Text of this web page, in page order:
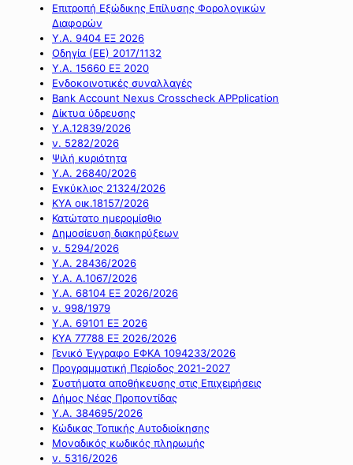
Επιτροπή Εξώδικης Επίλυσης Φορολογικών
Διαφορών
Υ.Α. 9404 ΕΞ 2026
Οδηγία (ΕΕ) 2017/1132
Υ.Α. 15660 ΕΞ 2020
Ενδοκοινοτικές συναλλαγές
Bank Account Nexus Crosscheck APPplication
Δίκτυα ύδρευσης
Υ.Α.12839/2026
ν. 5282/2026
Ψιλή κυριότητα
Υ.Α. 26840/2026
Εγκύκλιος 21324/2026
ΚΥΑ οικ.18157/2026
Κατώτατο ημερομίσθιο
Δημοσίευση διακηρύξεων
ν. 5294/2026
Υ.Α. 28436/2026
Υ.Α. Α.1067/2026
Υ.Α. 68104 ΕΞ 2026/2026
ν. 998/1979
Υ.Α. 69101 ΕΞ 2026
ΚΥΑ 77788 ΕΞ 2026/2026
Γενικό Έγγραφο ΕΦΚΑ 1094233/2026
Προγραμματική Περίοδος 2021-2027
Συστήματα αποθήκευσης στις Επιχειρήσεις
Δήμος Νέας Προποντίδας
Υ.Α. 384695/2026
Κώδικας Τοπικής Αυτοδιοίκησης
Μοναδικός κωδικός πληρωμής
ν. 5316/2026